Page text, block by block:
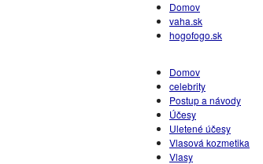
Domov
vaha.sk
hogofogo.sk
Domov
celebrity
Postup a návody
Účesy
Uletené účesy
Vlasová kozmetika
Vlasy